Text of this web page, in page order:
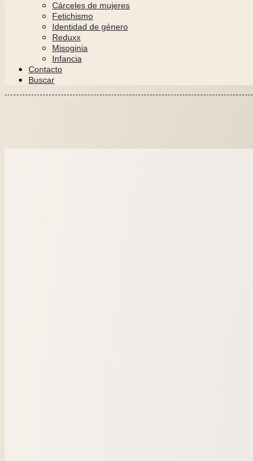
Cárceles de mujeres
Fetichismo
Identidad de género
Reduxx
Misoginia
Infancia
Contacto
Buscar